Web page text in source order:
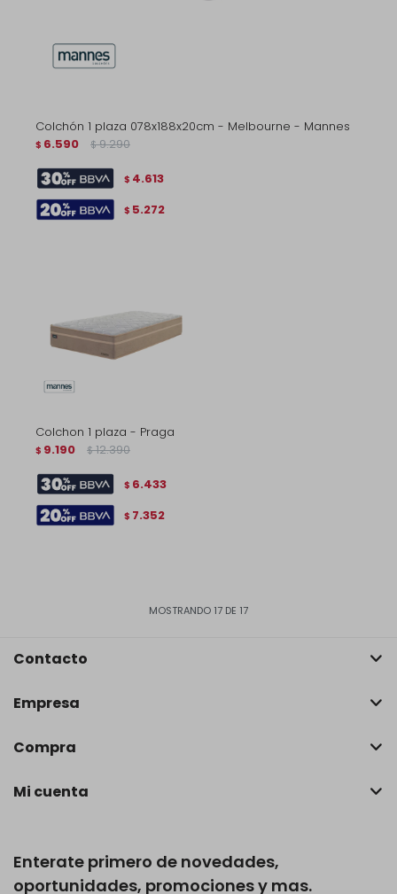
Colchón 1 plaza 078x188x20cm - Melbourne - Mannes
$ 6.590 $ 9.290
$ 4.613
$ 5.272
Colchon 1 plaza - Praga
$ 9.190 $ 12.390
$ 6.433
$ 7.352
MOSTRANDO 17 DE 17
Enterate primero de novedades,
oportunidades, promociones y mas.
Contacto
Empresa
Compra
Mi cuenta